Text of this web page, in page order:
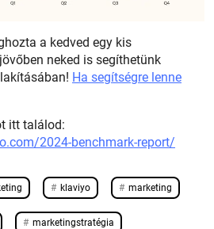
a kedved egy kis
neked is segíthetünk
Ha segítségre lenne
itt találod:
2024-benchmark-report/
klaviyo marketing
marketingstratégia